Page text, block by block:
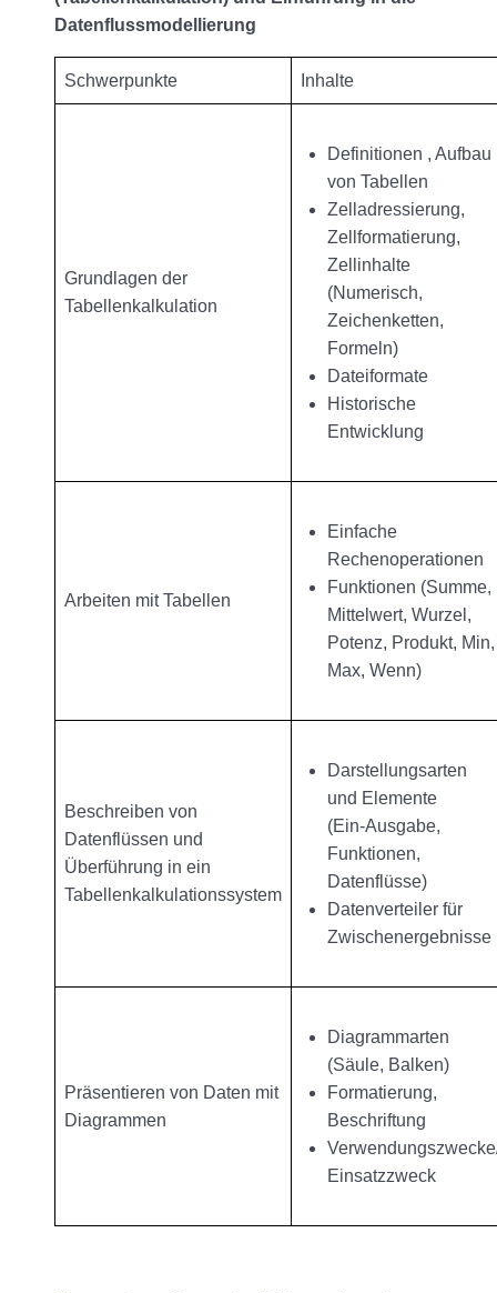
Datenflussmodellierung
Schwerpunkte Inhalte
Grundlagen der
Tabellenkalkulation
Definitionen , Aufbau
von Tabellen
Zelladressierung,
Zellformatierung,
Zellinhalte
(Numerisch,
Zeichenketten,
Formeln)
Dateiformate
Historische
Entwicklung
Arbeiten mit Tabellen
Einfache
Rechenoperationen
Funktionen (Summe,
Mittelwert, Wurzel,
Potenz, Produkt, Min,
Max, Wenn)
Beschreiben von
Datenflüssen und
Überführung in ein
Tabellenkalkulationssystem
Darstellungsarten
und Elemente
(Ein-Ausgabe,
Funktionen,
Datenflüsse)
Datenverteiler für
Zwischenergebnisse
Präsentieren von Daten mit
Diagrammen
Diagrammarten
(Säule, Balken)
Formatierung,
Beschriftung
Einsatzzweck